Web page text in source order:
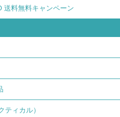
送料無料キャンペーン
ティカル）